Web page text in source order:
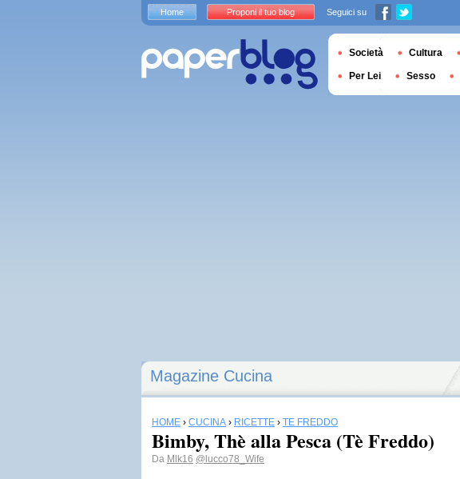
Magazine Cucina
HOME › CUCINA › RICETTE › TÈ FREDDO
Bimby, Thè alla Pesca (Tè Freddo)
Da Mlk16 @lucco78_Wife
Home Proponi il tuo blog Seguici su
Società Cultura
Per Lei Sesso